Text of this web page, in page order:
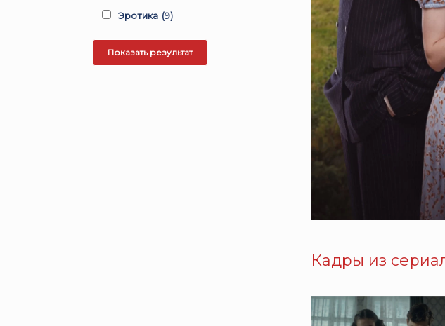
Кадры из
Эротика (9)